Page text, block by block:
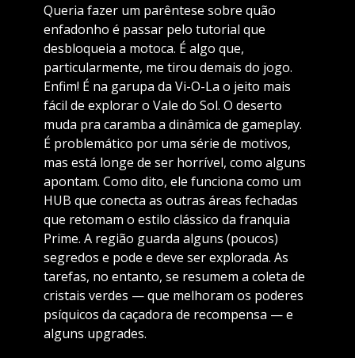
Queria fazer um parêntese sobre quão
enfadonho é passar pelo tutorial que
desbloqueia a motoca. É algo que,
particularmente, me tirou demais do jogo.
Enfim! É na garupa da Vi-O-La o jeito mais
fácil de explorar o Vale do Sol. O deserto
muda pra caramba a dinâmica de gameplay.
É problemático por uma série de motivos,
mas está longe de ser horrível, como alguns
apontam. Como dito, ele funciona como um
HUB que conecta as outras áreas fechadas
que retomam o estilo clássico da franquia
Prime. A região guarda alguns (poucos)
segredos e pode e deve ser explorada. As
tarefas, no entanto, se resumem a coleta de
cristais verdes — que melhoram os poderes
psíquicos da caçadora de recompensa — e
alguns upgrades.